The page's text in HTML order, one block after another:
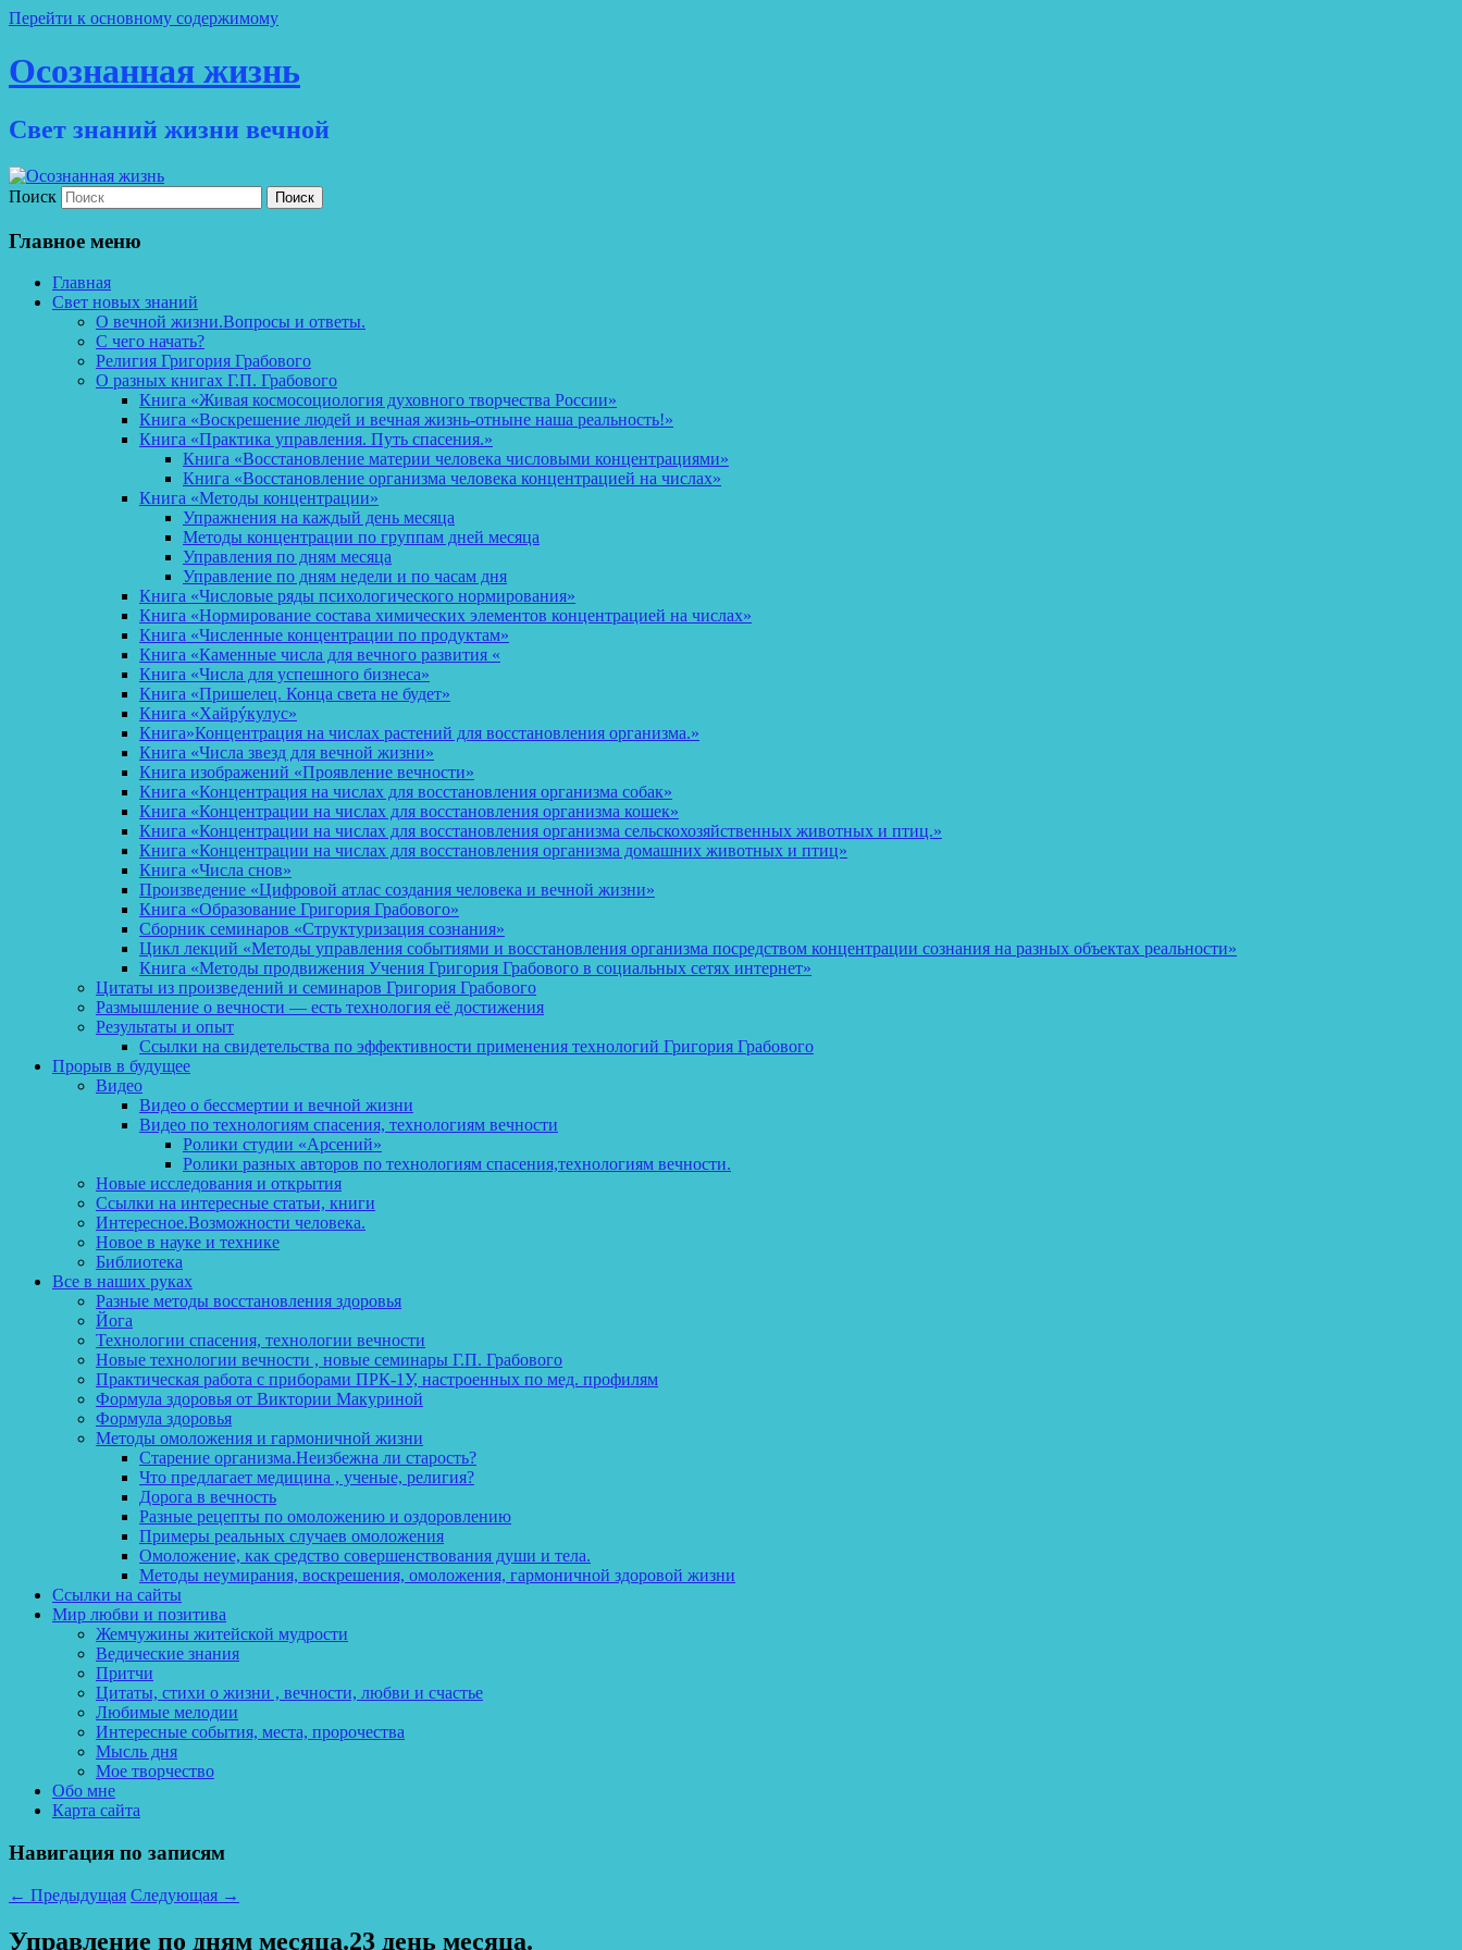
Перейти к основному содержимому
Осознанная жизнь
Свет знаний жизни вечной
Поиск
Главное меню
Главная
Свет новых знаний
О вечной жизни.Вопросы и ответы.
С чего начать?
Религия Григория Грабового
О разных книгах Г.П. Грабового
Книга «Живая космосоциология духовного творчества России»
Книга «Воскрешение людей и вечная жизнь-отныне наша реальность!»
Книга «Практика управления. Путь спасения.»
Книга «Восстановление материи человека числовыми концентрациями»
Книга «Восстановление организма человека концентрацией на числах»
Книга «Методы концентрации»
Упражнения на каждый день месяца
Методы концентрации по группам дней месяца
Управления по дням месяца
Управление по дням недели и по часам дня
Книга «Числовые ряды психологического нормирования»
Книга «Нормирование состава химических элементов концентрацией на числах»
Книга «Численные концентрации по продуктам»
Книга «Каменные числа для вечного развития «
Книга «Числа для успешного бизнеса»
Книга «Пришелец. Конца света не будет»
Книга «Хайрýкулус»
Книга»Концентрация на числах растений для восстановления организма.»
Книга «Числа звезд для вечной жизни»
Книга изображений «Проявление вечности»
Книга «Концентрация на числах для восстановления организма собак»
Книга «Концентрации на числах для восстановления организма кошек»
Книга «Концентрации на числах для восстановления организма сельскохозяйственных животных и птиц.»
Книга «Концентрации на числах для восстановления организма домашних животных и птиц»
Книга «Числа снов»
Произведение «Цифровой атлас создания человека и вечной жизни»
Книга «Образование Григория Грабового»
Сборник семинаров «Структуризация сознания»
Цикл лекций «Методы управления событиями и восстановления организма посредством концентрации сознания на разных объектах реальности»
Книга «Методы продвижения Учения Григория Грабового в социальных сетях интернет»
Цитаты из произведений и семинаров Григория Грабового
Размышление о вечности — есть технология её достижения
Результаты и опыт
Ссылки на свидетельства по эффективности применения технологий Григория Грабового
Прорыв в будущее
Видео
Видео о бессмертии и вечной жизни
Видео по технологиям спасения, технологиям вечности
Ролики студии «Арсений»
Ролики разных авторов по технологиям спасения,технологиям вечности.
Новые исследования и открытия
Ссылки на интересные статьи, книги
Интересное.Возможности человека.
Новое в науке и технике
Библиотека
Все в наших руках
Разные методы восстановления здоровья
Йога
Технологии спасения, технологии вечности
Новые технологии вечности , новые семинары Г.П. Грабового
Практическая работа с приборами ПРК-1У, настроенных по мед. профилям
Формула здоровья от Виктории Макуриной
Формула здоровья
Методы омоложения и гармоничной жизни
Старение организма.Неизбежна ли старость?
Что предлагает медицина , ученые, религия?
Дорога в вечность
Разные рецепты по омоложению и оздоровлению
Примеры реальных случаев омоложения
Омоложение, как средство совершенствования души и тела.
Методы неумирания, воскрешения, омоложения, гармоничной здоровой жизни
Ссылки на сайты
Мир любви и позитива
Жемчужины житейской мудрости
Ведические знания
Притчи
Цитаты, стихи о жизни , вечности, любви и счастье
Любимые мелодии
Интересные события, места, пророчества
Мысль дня
Мое творчество
Обо мне
Карта сайта
Навигация по записям
← Предыдущая Следующая →
Управление по дням месяца.23 день месяца.